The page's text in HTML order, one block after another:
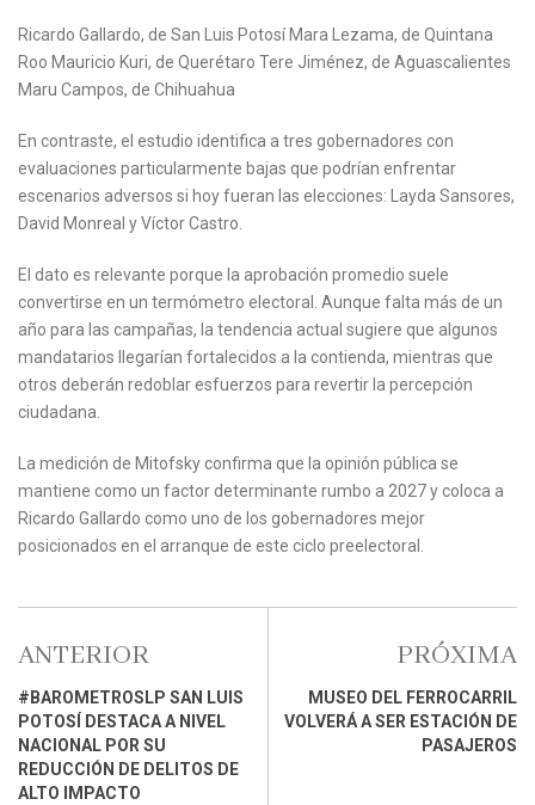
Ricardo Gallardo, de San Luis Potosí Mara Lezama, de Quintana
Roo Mauricio Kuri, de Querétaro Tere Jiménez, de Aguascalientes
Maru Campos, de Chihuahua
En contraste, el estudio identifica a tres gobernadores con
evaluaciones particularmente bajas que podrían enfrentar
escenarios adversos si hoy fueran las elecciones: Layda Sansores,
David Monreal y Víctor Castro.
El dato es relevante porque la aprobación promedio suele
convertirse en un termómetro electoral. Aunque falta más de un
año para las campañas, la tendencia actual sugiere que algunos
mandatarios llegarían fortalecidos a la contienda, mientras que
otros deberán redoblar esfuerzos para revertir la percepción
ciudadana.
La medición de Mitofsky confirma que la opinión pública se
mantiene como un factor determinante rumbo a 2027 y coloca a
Ricardo Gallardo como uno de los gobernadores mejor
posicionados en el arranque de este ciclo preelectoral.
ANTERIOR
#BAROMETROSLP SAN LUIS
POTOSÍ DESTACA A NIVEL
NACIONAL POR SU
REDUCCIÓN DE DELITOS DE
ALTO IMPACTO
PRÓXIMA
MUSEO DEL FERROCARRIL
VOLVERÁ A SER ESTACIÓN DE
PASAJEROS